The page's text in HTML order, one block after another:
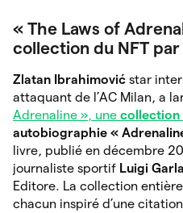
« The Laws of
collection du NFT
Zlatan Ibrahimović star
attaquant de l’AC Milan, a
Adrenaline », une collection
autobiographie «
livre, publié en décembre
journaliste sportif Luigi
Editore. La collection
chacun inspiré d’une